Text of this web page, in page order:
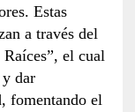
Estas
a través del
el cual
dar
fomentando el